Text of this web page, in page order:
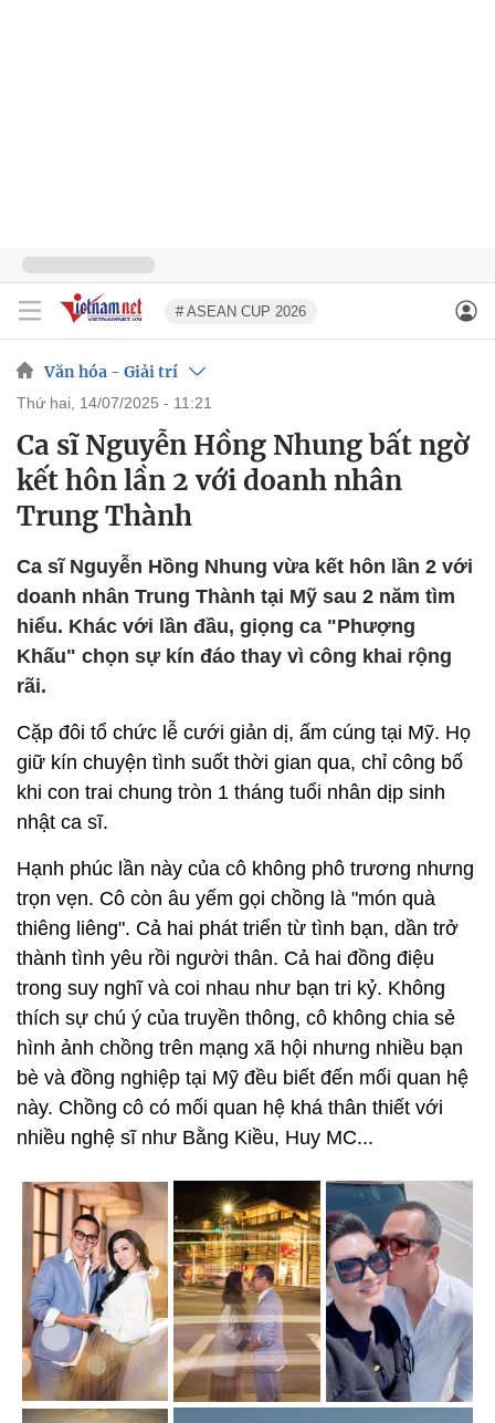
# ASEAN CUP 2026
Văn hóa - Giải trí
thứ hai, 14/07/2025 - 11:21
Ca sĩ Nguyễn Hồng Nhung bất ngờ
kết hôn lần 2 với doanh nhân
Trung Thành
Ca sĩ Nguyễn Hồng Nhung vừa kết hôn lần 2 với
doanh nhân Trung Thành tại Mỹ sau 2 năm tìm
hiểu. Khác với lần đầu, giọng ca "Phượng
Khấu" chọn sự kín đáo thay vì công khai rộng
rãi.
Cặp đôi tổ chức lễ cưới giản dị, ấm cúng tại Mỹ. Họ
giữ kín chuyện tình suốt thời gian qua, chỉ công bố
khi con trai chung tròn 1 tháng tuổi nhân dịp sinh
nhật ca sĩ.
Hạnh phúc lần này của cô không phô trương nhưng
trọn vẹn. Cô còn âu yếm gọi chồng là "món quà
thiêng liêng". Cả hai phát triển từ tình bạn, dần trở
thành tình yêu rồi người thân. Cả hai đồng điệu
trong suy nghĩ và coi nhau như bạn tri kỷ. Không
thích sự chú ý của truyền thông, cô không chia sẻ
hình ảnh chồng trên mạng xã hội nhưng nhiều bạn
bè và đồng nghiệp tại Mỹ đều biết đến mối quan hệ
này. Chồng cô có mối quan hệ khá thân thiết với
nhiều nghệ sĩ như Bằng Kiều, Huy MC...